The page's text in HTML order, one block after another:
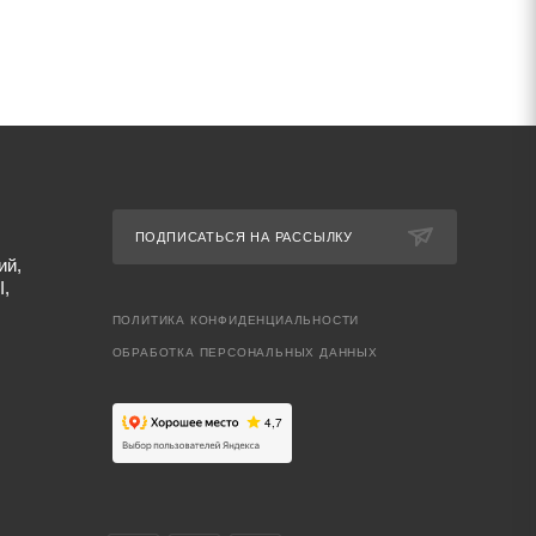
ПОДПИСАТЬСЯ НА РАССЫЛКУ
ПОЛИТИКА КОНФИДЕНЦИАЛЬНОСТИ
ОБРАБОТКА ПЕРСОНАЛЬНЫХ ДАННЫХ